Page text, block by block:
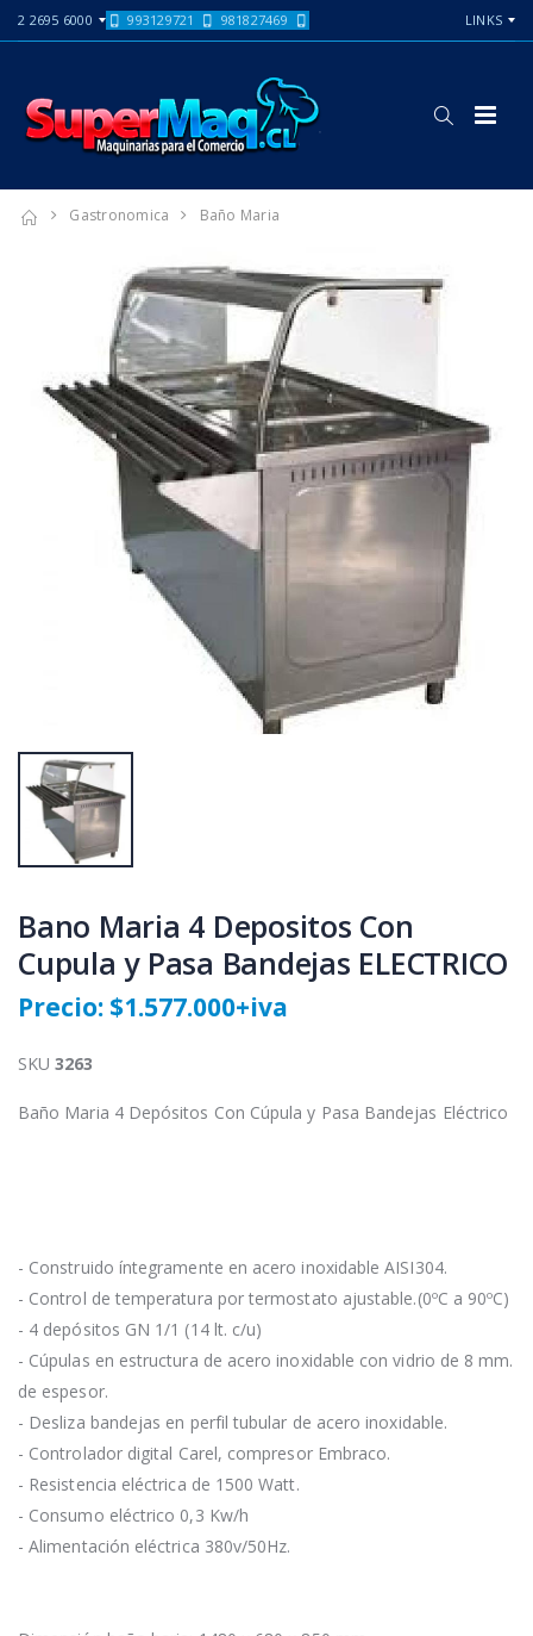
2 2695 6000 993129721 981827469 LINKS
Gastronomica Baño Maria
Bano Maria 4 Depositos Con
Cupula y Pasa Bandejas ELECTRICO
Precio: $1.577.000+iva
SKU3263
Baño Maria 4 Depósitos Con Cúpula y Pasa Bandejas Eléctrico
- Construido íntegramente en acero inoxidable AISI304.
- Control de temperatura por termostato ajustable.(0ºC a 90ºC)
- 4 depósitos GN 1/1 (14 lt. c/u)
- Cúpulas en estructura de acero inoxidable con vidrio de 8 mm.
de espesor.
- Desliza bandejas en perfil tubular de acero inoxidable.
- Controlador digital Carel, compresor Embraco.
- Resistencia eléctrica de 1500 Watt.
- Consumo eléctrico 0,3 Kw/h
- Alimentación eléctrica 380v/50Hz.